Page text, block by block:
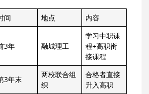
间 地点 内容
3年 融城理工
学习中职课
程+高职衔
接课程
3年末
两校联合组
织
合格者直接
升入高职